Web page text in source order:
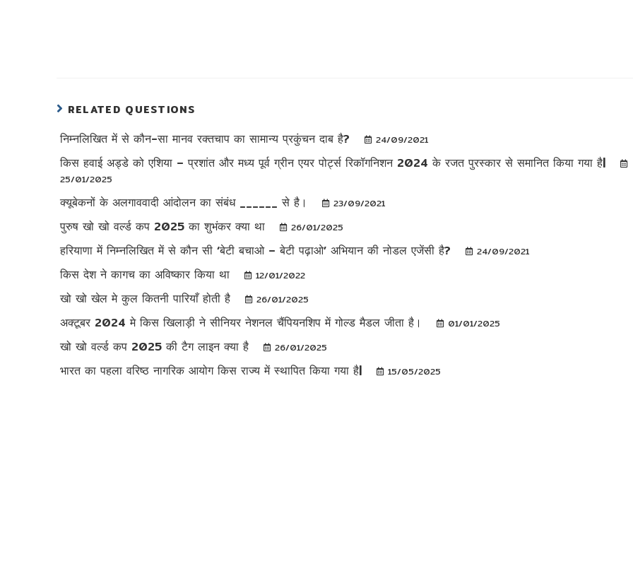
RELATED QUESTIONS
निम्नलिखित में से कौन-सा मानव रक्तचाप का सामान्य प्रकुंचन दाब है? 24/09/2021
किस हवाई अड्डे को एशिया – प्रशांत और मध्य पूर्व ग्रीन एयर पोर्ट्स रिकॉगनिशन 2024 के रजत पुरस्कार से समानित किया गया है|
25/01/2025
क्यूबेकनों के अलगाववादी आंदोलन का संबंध ______ से है। 23/09/2021
पुरुष खो खो वर्ल्ड कप 2025 का शुभंकर क्या था 26/01/2025
हरियाणा में निम्नलिखित में से कौन सी ‘बेटी बचाओ – बेटी पढ़ाओ’ अभियान की नोडल एजेंसी है? 24/09/2021
किस देश ने कागच का अविष्कार किया था 12/01/2022
खो खो खेल मे कुल कितनी पारियाँ होती है 26/01/2025
अक्टूबर 2024 मे किस खिलाड़ी ने सीनियर नेशनल चैंपियनशिप में गोल्ड मैडल जीता है। 01/01/2025
खो खो वर्ल्ड कप 2025 की टैग लाइन क्या है 26/01/2025
भारत का पहला वरिष्ठ नागरिक आयोग किस राज्य में स्थापित किया गया है| 15/05/2025